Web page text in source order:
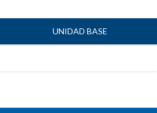
UNIDAD BASE